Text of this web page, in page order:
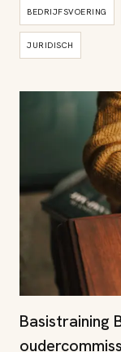
BEDRIJFSVOERING
JURIDISCH
Basistraining